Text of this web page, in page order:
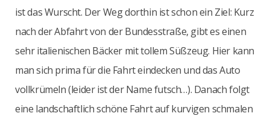
ist das Wurscht. Der Weg dorthin ist schon ein Ziel: Kurz
nach der Abfahrt von der Bundesstraße, gibt es einen
sehr italienischen Bäcker mit tollem Süßzeug. Hier kann
man sich prima für die Fahrt eindecken und das Auto
vollkrümeln (leider ist der Name futsch…). Danach folgt
eine landschaftlich schöne Fahrt auf kurvigen schmalen